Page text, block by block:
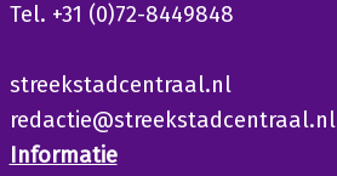
Tel. +31 (0)72-8449848
streekstadcentraal.nl
redactie@streekstadcentraal.nl
Informatie